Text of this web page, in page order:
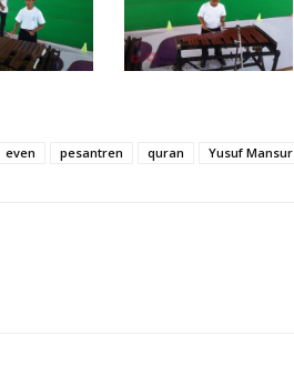
even pesantren quran Yusuf Mansur